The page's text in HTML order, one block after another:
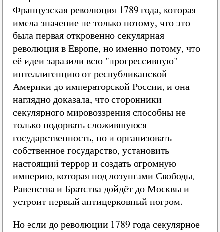
Французская революция 1789 года, которая
имела значение не только потому, что это
была первая откровенно секулярная
революция в Европе, но именно потому, что
её идеи заразили всю "прогрессивную"
интеллигенцию от республиканской
Америки до императорской России, и она
наглядно доказала, что сторонники
секулярного мировоззрения способны не
только подорвать сложившуюся
государственность, но и организовать
собственное государство, установить
настоящий террор и создать огромную
империю, которая под лозунгами Свободы,
Равенства и Братства дойдёт до Москвы и
устроит первый антицерковный погром.
Но если до революции 1789 года секулярное